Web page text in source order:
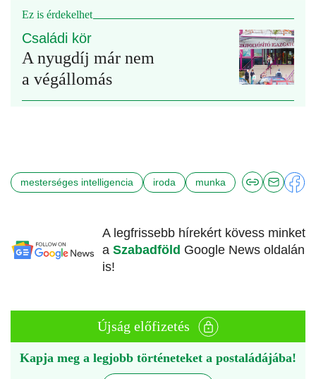
Ez is érdekelhet
Családi kör
A nyugdíj már nem
a végállomás
mesterséges intelligencia iroda munka
A legfrissebb hírekért kövess minket
a Szabadföld Google News oldalán
is!
Újság előfizetés
Kapja meg a legjobb történeteket a postaládájába!